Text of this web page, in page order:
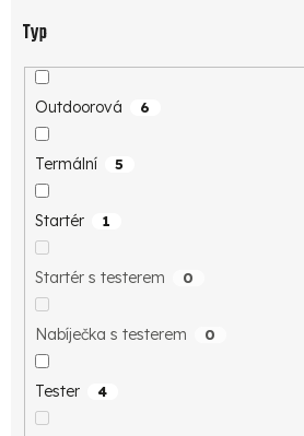
Typ
Outdoorová 6
Termální 5
Startér 1
Startér s testerem 0
Nabíječka s testerem 0
Tester 4